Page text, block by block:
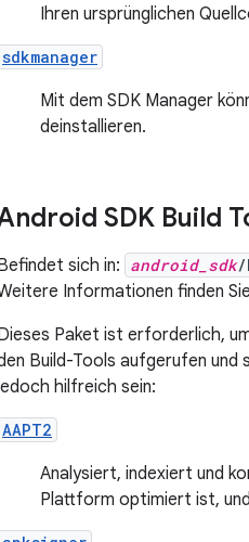
Ihren ursprünglichen
sdkmanager
Mit dem SDK Manager
deinstallieren.
SDK Build
sich in: android_sdk/
Informationen finden
Paket ist erforderlich,
Build-Tools aufgerufen und
hilfreich sein:
AAPT2
Analysiert, indexiert und
Plattform optimiert ist,